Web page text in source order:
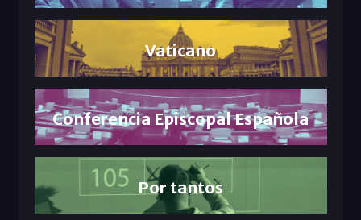
Vaticano
Conferencia Episcopal Española
Por tantos